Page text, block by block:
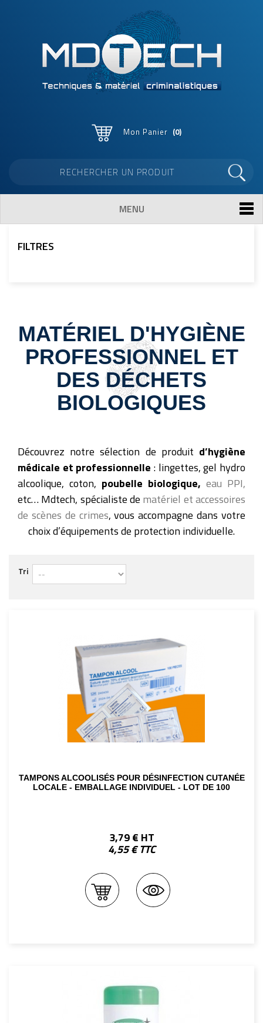
Mon Panier 0
MENU
FILTRES
MATÉRIEL D'HYGIÈNE
PROFESSIONNEL ET
DES DÉCHETS
BIOLOGIQUES
Découvrez notre sélection de produit d’hygiène
médicale et professionnelle : lingettes, gel hydro
alcoolique, coton, poubelle biologique, eau PPI,
etc… Mdtech, spécialiste de matériel et accessoires
de scènes de crimes, vous accompagne dans votre
choix d’équipements de protection individuelle.
Tri
TAMPONS ALCOOLISÉS POUR DÉSINFECTION CUTANÉE
LOCALE - EMBALLAGE INDIVIDUEL - LOT DE 100
3,79 € HT
4,55 € TTC